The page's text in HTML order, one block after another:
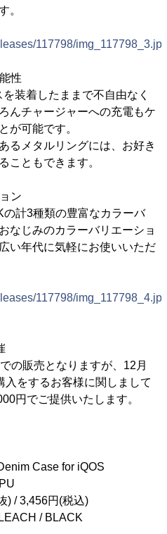
。
117798/
性
装着したままで不自由なく
んチャージャーへの充電もケ
が可能です。
るメタルリングには、お好き
こともできます。
ン
の計3種類の豊富なカラーバ
なじみのカラーバリエーショ
い年代に気軽にお使いいただ
117798/
の販売となりますが、12月
入をするお客様に関しまして
円でご提供いたします。
Case for iQOS
) / 3,456円(税込)
/ BLACK